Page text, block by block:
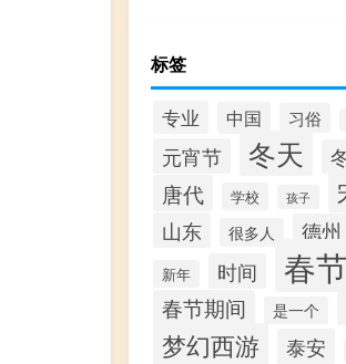
标签
专业 中国 习俗
元宵节 冬天
唐代 学校 孩子
山东 很多人 德州
新年 时间 春节
春节期间 是一个
梦幻西游 泰安